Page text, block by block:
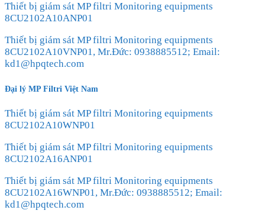
Thiết bị giám sát MP filtri Monitoring equipments
8CU2102A10ANP01
Thiết bị giám sát MP filtri Monitoring equipments
8CU2102A10VNP01, Mr.Đức: 0938885512; Email:
kd1@hpqtech.com
Đại lý MP Filtri Việt Nam
Thiết bị giám sát MP filtri Monitoring equipments
8CU2102A10WNP01
Thiết bị giám sát MP filtri Monitoring equipments
8CU2102A16ANP01
Thiết bị giám sát MP filtri Monitoring equipments
8CU2102A16WNP01, Mr.Đức: 0938885512; Email:
kd1@hpqtech.com